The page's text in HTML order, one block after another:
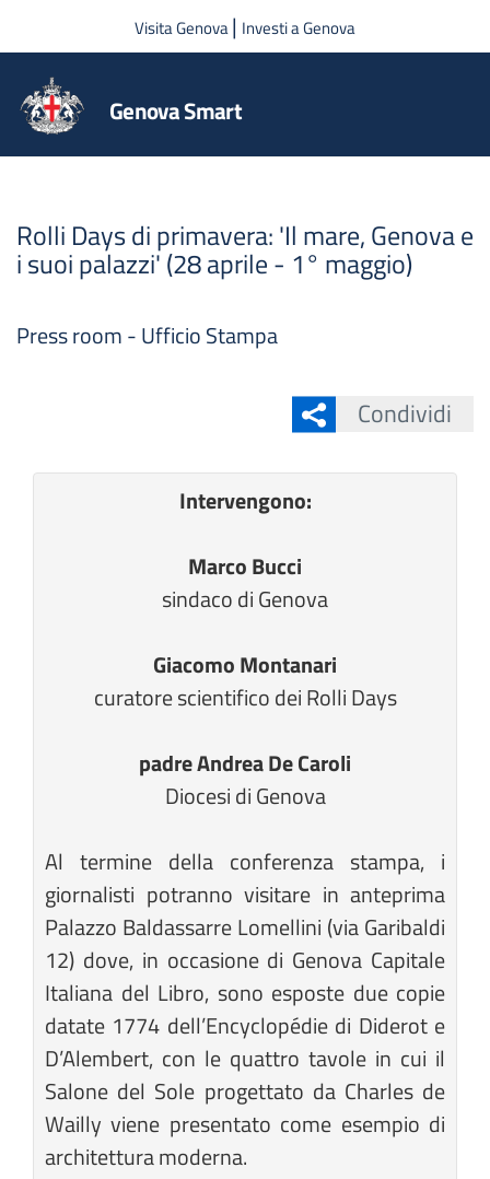
Salta al contenuto principale
Visita Genova| Investi a Genova
Genova Smart
Rolli Days di primavera: 'Il mare, Genova e
i suoi palazzi' (28 aprile - 1° maggio)
Press room - Ufficio Stampa
Condividi
Intervengono:
Marco Bucci
sindaco di Genova
Giacomo Montanari
curatore scientifico dei Rolli Days
padre Andrea De Caroli
Diocesi di Genova
Al termine della conferenza stampa, i
giornalisti potranno visitare in anteprima
Palazzo Baldassarre Lomellini (via Garibaldi
12) dove, in occasione di Genova Capitale
Italiana del Libro, sono esposte due copie
datate 1774 dell’Encyclopédie di Diderot e
D’Alembert, con le quattro tavole in cui il
Salone del Sole progettato da Charles de
Wailly viene presentato come esempio di
architettura moderna.